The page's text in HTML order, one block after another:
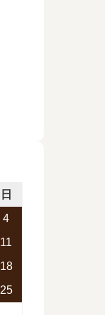
日
4
11
18
25